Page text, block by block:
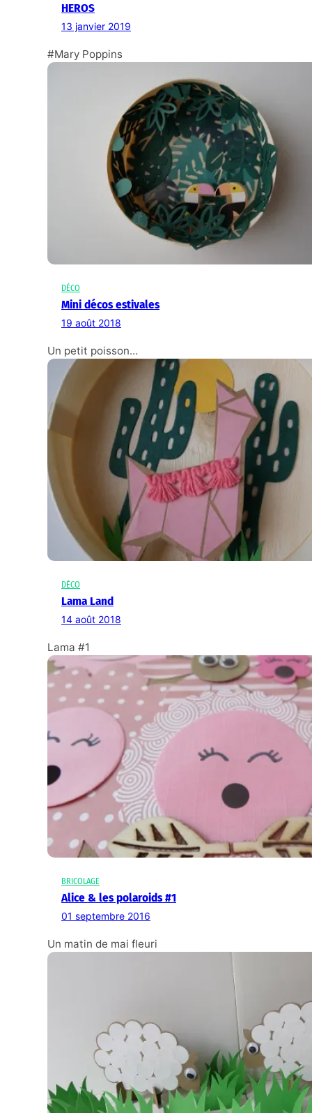
HEROS
13 janvier 2019
#Mary Poppins
DÉCO
Mini décos estivales
19 août 2018
Un petit poisson…
DÉCO
Lama Land
14 août 2018
Lama #1
BRICOLAGE
Alice & les polaroids #1
01 septembre 2016
Un matin de mai fleuri